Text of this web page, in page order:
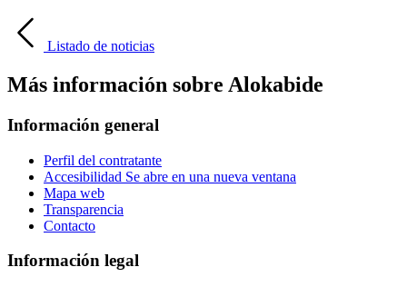
Listado de noticias
Más información sobre Alokabide
Información general
Perfil del contratante
Accesibilidad Se abre en una nueva ventana
Mapa web
Transparencia
Contacto
Información legal